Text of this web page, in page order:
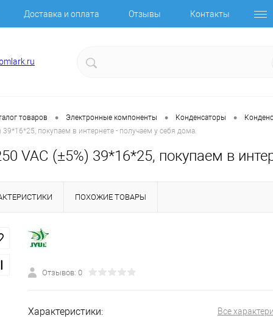
Доставка и оплата Отзывы Контакты
товаров • Электронные компоненты • Конденсаторы •
39*16*25, покупаем в интернете - получаем у себя дома.
VAC (±5%) 39*16*25, покупаем в
ПОХОЖИЕ ТОВАРЫ
Отзывов: 0
Характеристики: Все